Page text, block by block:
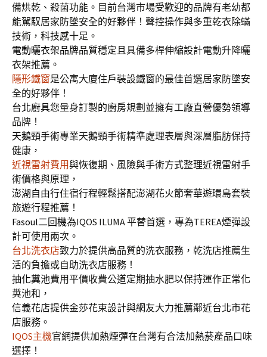
備烘乾、殺菌功能。目前台灣市場受歡迎的品牌有老幼都
能駕馭居家防墜安全的好夥伴！聲控操作與多重乾衣除蟎
技術，科技感十足。
電動曬衣架品牌品質穩定且具備多桿伸縮設計電動升降曬
衣架推薦。
隱形鐵窗是公寓大廈住戶裝設鐵窗的最佳首選居家防墜安
全的好夥伴！
台北廚具您量身訂製的廚房規劃並擁有工廠直營優勢領導
品牌！
天鵝頸手術專業天鵝頸手術精準處理表層與深層脂肪保持
健康，
近視雷射費用與恢復期、風險與手術方式整理近視雷射手
術價格與原理，
澎湖自由行住宿行程輕鬆搭配澎湖花火節奢華遊環島套裝
旅遊行程推薦！
Fasoul二回機為IQOS ILUMA 平替首選，專為TEREA煙彈設
計可使用兩次。
台北洗衣店致力於提供高品質的洗衣服務，乾洗店推薦生
活的負擔或自助洗衣店服務！
抽化糞池費用平價收費公道定期抽水肥以保持運作正常化
糞池和，
信義花店提供金莎花束設計與網友大力推薦鄰近台北市花
店服務。
IQOS主機官網提供加熱煙彈在台灣有合法加熱菸產品口味
選擇！